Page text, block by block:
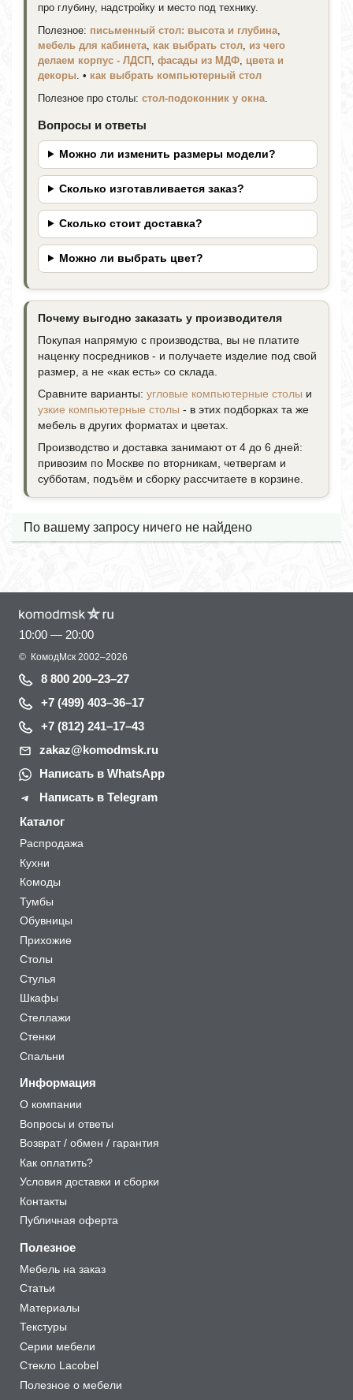
про глубину, надстройку и место под технику.
Полезное: письменный стол: высота и глубина
мебель для кабинета как выбрать стол из чего
делаем корпус - ЛДСП
фасады из МДФ цвета и
декоры . • как выбрать компьютерный стол
Полезное про столы: стол-подоконник у окна
Вопросы и ответы
Можно ли изменить размеры модели?
Сколько изготавливается заказ?
Сколько стоит доставка?
Можно ли выбрать цвет?
Почему выгодно заказать у производителя
Покупая напрямую с производства, вы не платите
наценку посредников - и получаете изделие под свой
размер, а не «как есть» со склада.
Сравните варианты: угловые компьютерные столы и
узкие компьютерные столы - в этих подборках та же
мебель в других форматах и цветах.
Производство и доставка занимают от 4 до 6 дней:
привозим по Москве по вторникам, четвергам и
субботам, подъём и сборку рассчитаете в корзине.
По вашему запросу ничего не найдено
10:00 — 20:00
© КомодМск 2002–2026
8 800 200–23–27
+7 (499) 403–36–17
+7 (812) 241–17–43
zakaz@komodmsk.ru
Написать в WhatsApp
Написать в Telegram
Каталог
Распродажа
Кухни
Комоды
Тумбы
Обувницы
Прихожие
Столы
Стулья
Шкафы
Стеллажи
Стенки
Спальни
Информация
О компании
Вопросы и ответы
Возврат / обмен / гарантия
Как оплатить?
Условия доставки и сборки
Контакты
Публичная оферта
Полезное
Мебель на заказ
Статьи
Материалы
Текстуры
Серии мебели
Стекло Lacobel
Полезное о мебели